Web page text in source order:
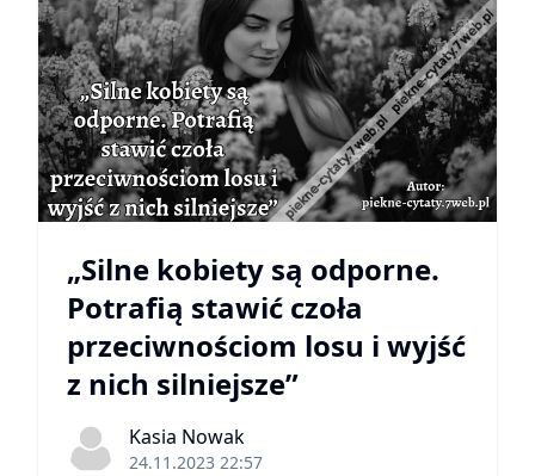
„Silne kobiety są odporne.
Potrafią stawić czoła
przeciwnościom losu i wyjść
z nich silniejsze”
Kasia Nowak
24.11.2023 22:57